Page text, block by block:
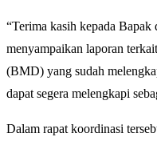
“Terima kasih kepada
menyampaikan laporan
(BMD) yang sudah
dapat segera melengkapi
Dalam rapat koordinasi